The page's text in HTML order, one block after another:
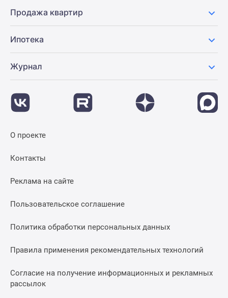
Продажа квартир
Ипотека
Журнал
О проекте
Контакты
Реклама на сайте
Пользовательское соглашение
Политика обработки персональных данных
Правила применения рекомендательных технологий
Согласие на получение информационных и рекламных
рассылок